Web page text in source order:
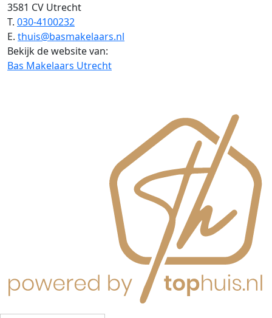
3581 CV Utrecht
T. 030-4100232
E. thuis@basmakelaars.nl
Bekijk de website van:
Bas Makelaars Utrecht